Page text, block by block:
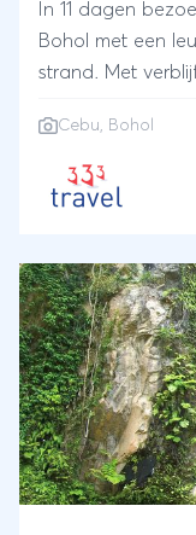
In 11 dagen
Bohol met een
strand. Met
Cebu, Bohol